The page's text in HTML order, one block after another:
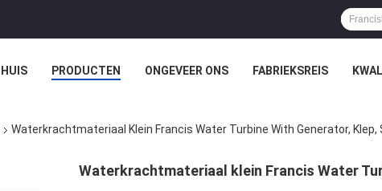
HUIS PRODUCTEN ONGEVEER ONS FABRIEKSREIS
Waterkrachtmateriaal Klein Francis Water Turbine With Generator,
Waterkrachtmateriaal klein Francis Water